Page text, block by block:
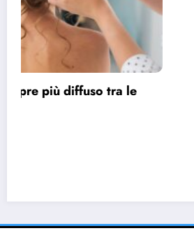
Acconciature sposa